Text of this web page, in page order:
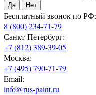
Да Нет
Бесплатный звонок по РФ:
8 (800) 234-71-79
Санкт-Петербург:
+7 (812) 389-39-05
Москва:
+7 (495) 790-71-79
Email:
info@rus-paint.ru